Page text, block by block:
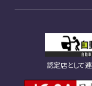
認定店として